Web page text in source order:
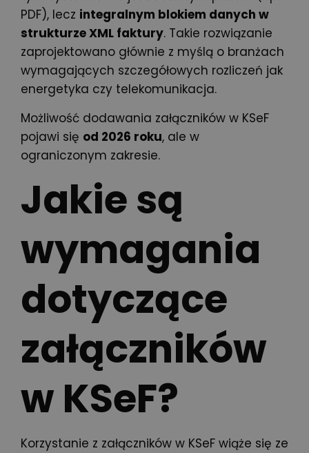
PDF), lecz integralnym blokiem danych w
strukturze XML faktury. Takie rozwiązanie
zaprojektowano głównie z myślą o branżach
wymagających szczegółowych rozliczeń jak
energetyka czy telekomunikacja.
Możliwość dodawania załączników w KSeF
pojawi się od 2026 roku, ale w
ograniczonym zakresie.
Jakie są
wymagania
dotyczące
załączników
w KSeF?
Korzystanie z załączników w KSeF wiąże się ze